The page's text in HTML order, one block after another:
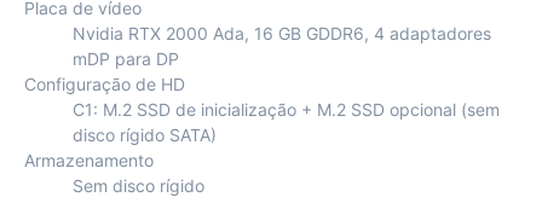
Placa de vídeo
Nvidia RTX 2000 Ada, 16 GB GDDR6, 4 adaptadores
mDP para DP
Configuração de HD
C1: M.2 SSD de inicialização + M.2 SSD opcional (sem
disco rígido SATA)
Armazenamento
Sem disco rígido